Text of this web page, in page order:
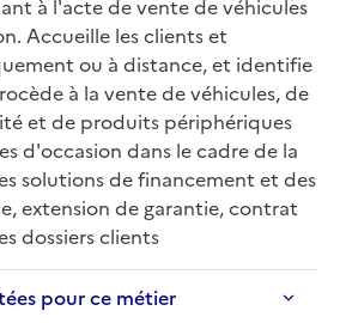
à l'acte de vente de véhicules
Accueille les clients et
ou à distance, et identifie
à la vente de véhicules, de
et de produits périphériques
d'occasion dans le cadre de la
solutions de financement et des
extension de garantie, contrat
dossiers clients
pour ce métier